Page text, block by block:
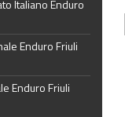
Italiano Enduro
Enduro Friuli
Enduro Friuli